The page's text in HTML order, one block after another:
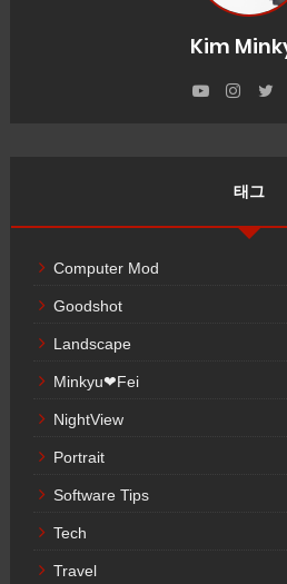
Kim
태그
Computer Mod
Goodshot
Landscape
Minkyu❤Fei
NightView
Portrait
Software Tips
Tech
Travel